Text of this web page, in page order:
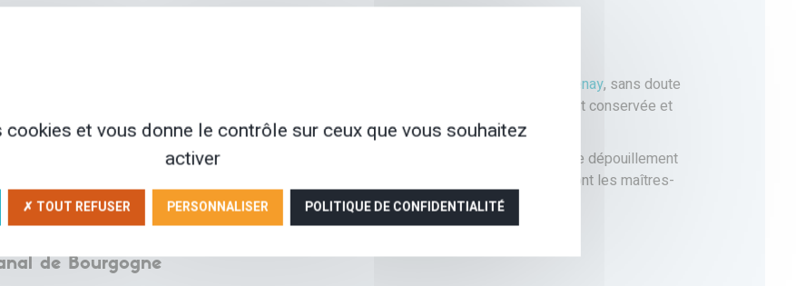
de la véloroute du canal de Bourgogne pour aller visiter l’abbaye cistercienne de Fontenay, sans doute
Inscrite aujourd’hui au Patrimoine mondial de l'UNESCO, elle est remarquablement conservée et
style roman et émeut par sa simplicité et la pureté de ses lignes architecturales. En effet, le dépouillement
sont également propices à un moment d’apaisement. Grandeur, calme et sérénité sont les maîtres-
de Bourgogne
cookies et vous donne le contrôle sur ceux que vous souhaitez
activer
✗ TOUT REFUSER PERSONNALISER POLITIQUE DE CONFIDENTIALITÉ